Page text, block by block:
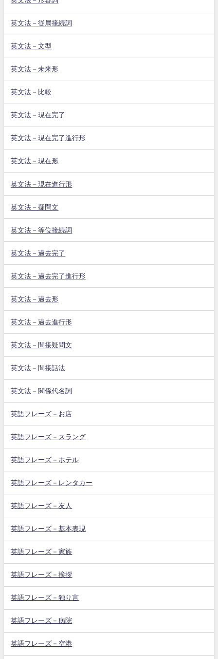
英文法－従属接続詞
英文法－文型
英文法－未来形
英文法－比較
英文法－現在完了
英文法－現在完了進行形
英文法－現在形
英文法－現在進行形
英文法－疑問文
英文法－等位接続詞
英文法－過去完了
英文法－過去完了進行形
英文法－過去形
英文法－過去進行形
英文法－間接疑問文
英文法－間接話法
英文法－関係代名詞
英語フレーズ－お店
英語フレーズ－スラング
英語フレーズ－ホテル
英語フレーズ－レンタカー
英語フレーズ－友人
英語フレーズ－基本表現
英語フレーズ－家族
英語フレーズ－挨拶
英語フレーズ－独り言
英語フレーズ－病院
英語フレーズ－空港